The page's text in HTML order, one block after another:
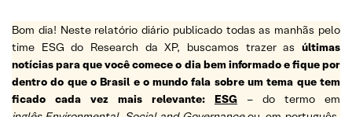
Bom dia! Neste relatório diário publicado todas as manhãs pelo
time ESG do Research da XP, buscamos trazer as últimas
notícias para que você comece o dia bem informado e fique por
dentro do que o Brasil e o mundo fala sobre um tema que tem
ficado cada vez mais relevante:
ESG
– do termo em